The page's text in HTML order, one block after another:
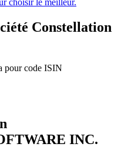
choisir le meilleur.
Constellation
pour code ISIN
INC.